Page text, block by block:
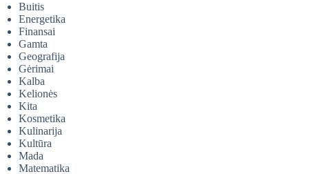
Buitis
Energetika
Finansai
Gamta
Geografija
Gėrimai
Kalba
Kelionės
Kita
Kosmetika
Kulinarija
Kultūra
Mada
Matematika